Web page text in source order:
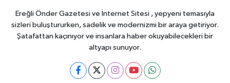
Ereğli Önder Gazetesi ve İnternet Sitesi , yepyeni temasıyla
sizleri buluştururken, sadelik ve modernizmi bir araya getiriyor.
Şatafattan kaçınıyor ve insanlara haber okuyabilecekleri bir
altyapı sunuyor.